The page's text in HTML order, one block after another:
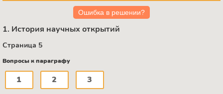
Ошибка в решении?
1. История научных открытий
Страница 5
Вопросы к параграфу
1 2 3